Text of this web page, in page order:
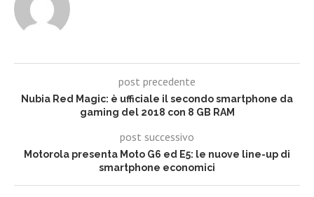
post precedente
Nubia Red Magic: è ufficiale il secondo smartphone da
gaming del 2018 con 8 GB RAM
post successivo
Motorola presenta Moto G6 ed E5: le nuove line-up di
smartphone economici